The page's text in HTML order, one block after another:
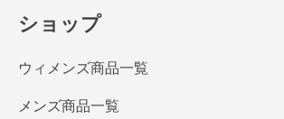
ショップ
ウィメンズ商品一覧
メンズ商品一覧